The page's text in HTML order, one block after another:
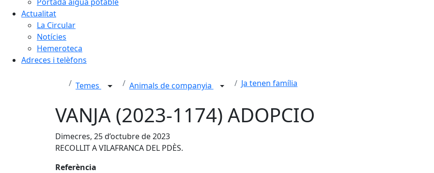
Actualitat
La Circular
Notícies
Hemeroteca
Adreces i telèfons
Temes Animals de companyia Ja tenen família
VANJA (2023-1174) ADOPCIO
Dimecres, 25 d’octubre de 2023
RECOLLIT A VILAFRANCA DEL PDÈS.
Referència